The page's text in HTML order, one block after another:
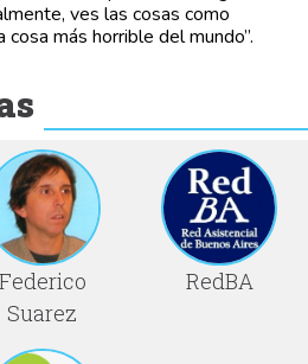
ves las cosas como
más horrible del mundo”.
Federico
Suarez
RedBA